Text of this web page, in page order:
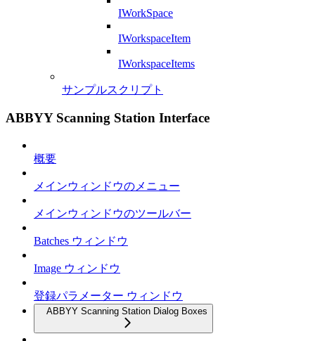
IWorkSpace
IWorkspaceItem
IWorkspaceItems
サンプルスクリプト
ABBYY Scanning Station Interface
概要
メインウィンドウのメニュー
メインウィンドウのツールバー
Batches ウィンドウ
Image ウィンドウ
登録パラメーター ウィンドウ
ABBYY Scanning Station Dialog Boxes